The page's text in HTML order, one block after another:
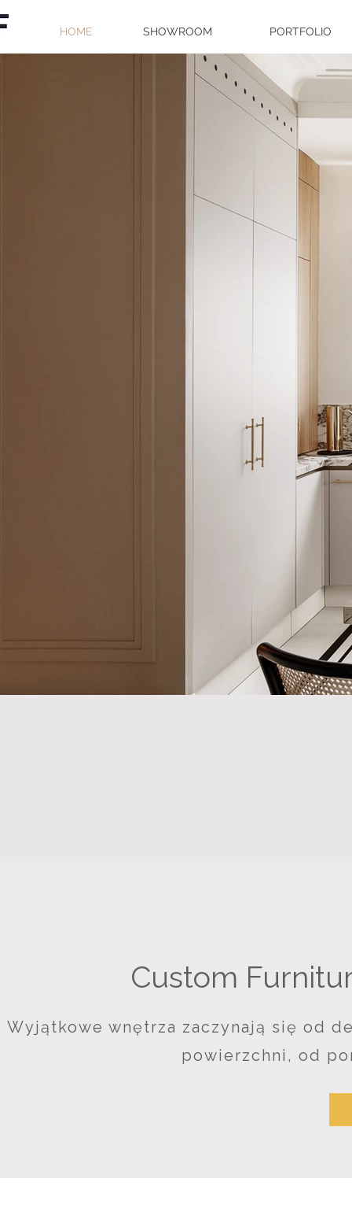
HOME SHOWROOM PORTFOLIO
Custom
Wyjątkowe wnętrza zaczynają się od
powierzchni, od